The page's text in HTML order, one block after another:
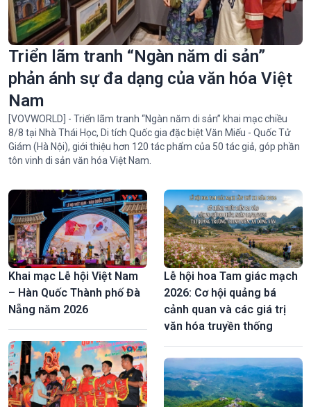
Triển lãm tranh “Ngàn năm di sản”
phản ánh sự đa dạng của văn hóa Việt
Nam
[VOVWORLD] - Triển lãm tranh “Ngàn năm di sản” khai mạc chiều
8/8 tại Nhà Thái Học, Di tích Quốc gia đặc biệt Văn Miếu - Quốc Tử
Giám (Hà Nội), giới thiệu hơn 120 tác phẩm của 50 tác giả, góp phần
tôn vinh di sản văn hóa Việt Nam.
Khai mạc Lễ hội Việt Nam
– Hàn Quốc Thành phố Đà
Nẵng năm 2026
Lễ hội hoa Tam giác mạch
2026: Cơ hội quảng bá
cảnh quan và các giá trị
văn hóa truyền thống